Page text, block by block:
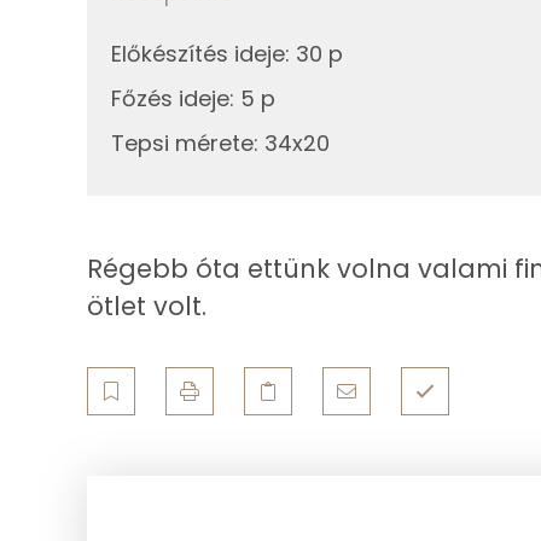
50gnövényi habtejszín
8gétcsokoládé
Összesen
Összesen
Telített zsírsav
Koleszterin
Összesen
Előkészítés ideje: 30 p
Főzés ideje: 5 p
Tepsi mérete: 34x20
Régebb óta ettünk volna valami
ötlet volt.